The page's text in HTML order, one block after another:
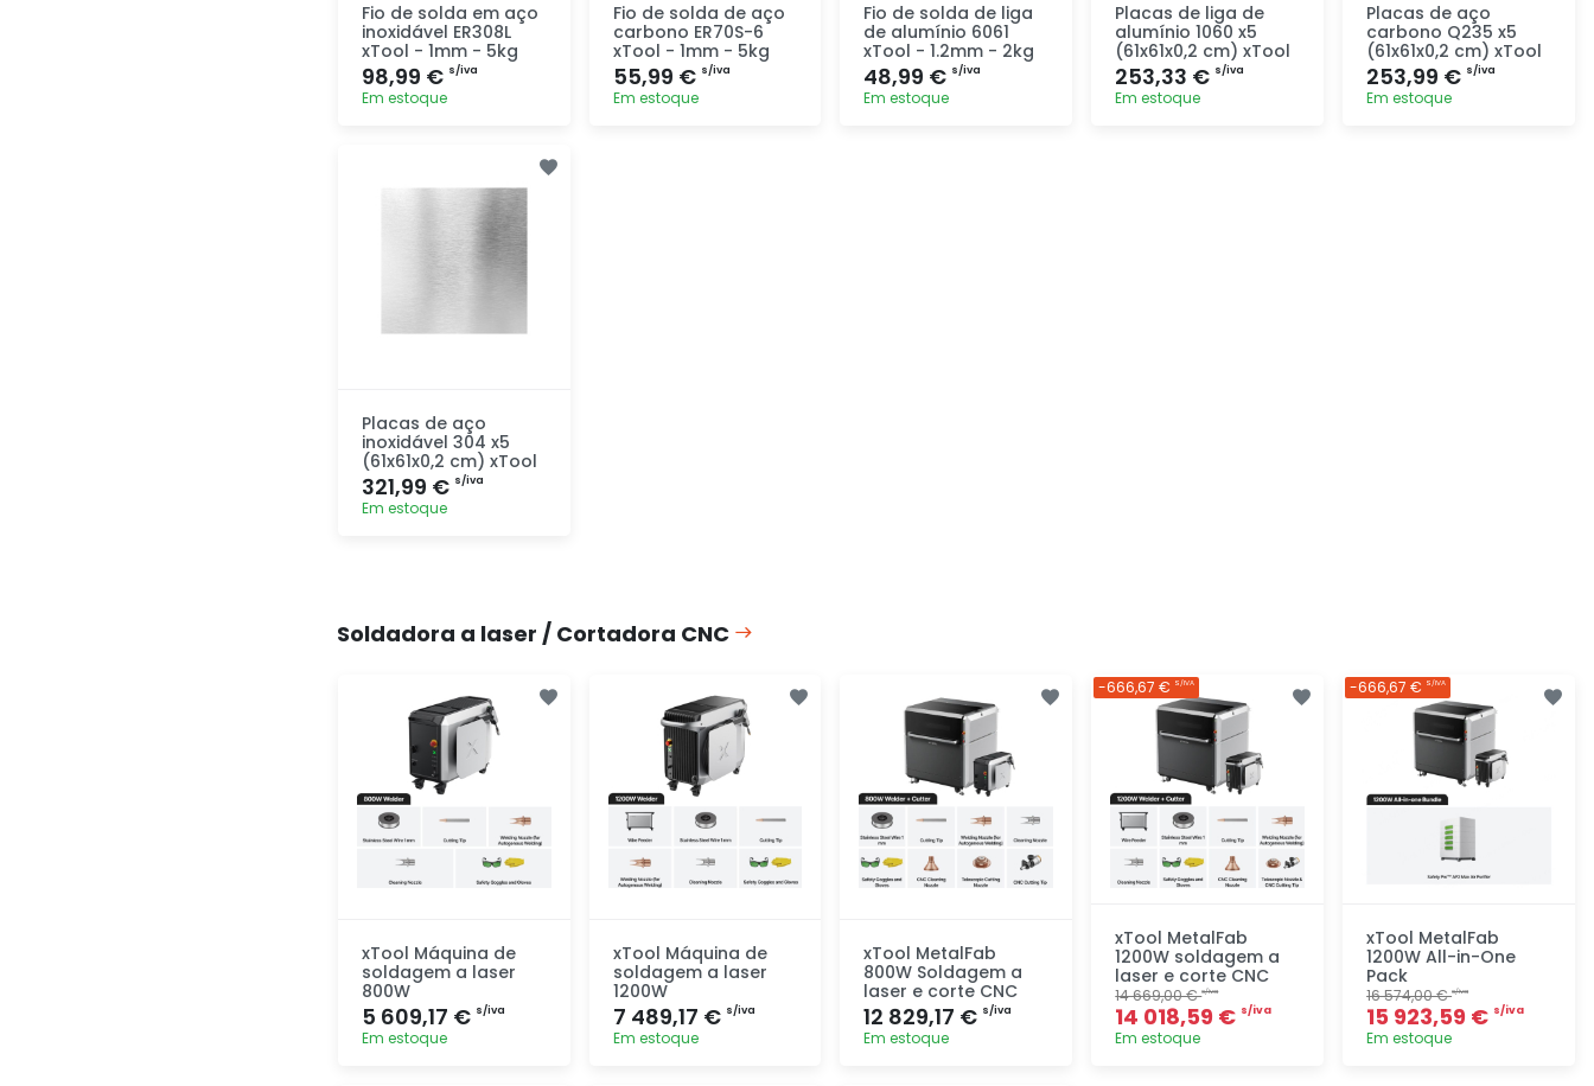
Fio de solda em aço
inoxidável ER308L
xTool - 1mm - 5kg
98,99 € s/iva
Em estoque
Fio de solda de aço
carbono ER70S-6
xTool - 1mm - 5kg
55,99 € s/iva
Em estoque
Fio de solda de liga
de alumínio 6061
xTool - 1.2mm - 2kg
48,99 € s/iva
Em estoque
Placas de liga de
alumínio 1060 x5
(61x61x0,2 cm) xTool
253,33 € s/iva
Em estoque
Placas de aço
carbono Q235 x5
(61x61x0,2 cm) xTool
253,99 € s/iva
Em estoque
Placas de aço
inoxidável 304 x5
(61x61x0,2 cm) xTool
321,99 € s/iva
Em estoque
Soldadora a laser / Cortadora CNC
xTool Máquina de
soldagem a laser
800W
5 609,17 € s/iva
Em estoque
xTool Máquina de
soldagem a laser
1200W
7 489,17 € s/iva
Em estoque
xTool MetalFab
800W Soldagem a
laser e corte CNC
12 829,17 € s/iva
Em estoque
xTool MetalFab
1200W soldagem a
laser e corte CNC
14 669,00 €s/iva
14 018,59 € s/iva
Em estoque
-666,67 € S/IVA
xTool MetalFab
1200W All-in-One
Pack
16 574,00 €s/iva
15 923,59 € s/iva
Em estoque
-666,67 € S/IVA